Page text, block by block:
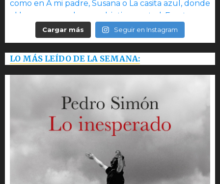
Cargar más Seguir en Instagram
LO MÁS LEÍDO DE LA SEMANA: